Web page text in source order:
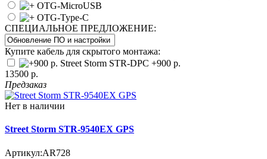
OTG-MicroUSB
OTG-Type-C
СПЕЦИАЛЬНОЕ ПРЕДЛОЖЕНИЕ:
Купите кабель для скрытого монтажа:
Street Storm STR-DPC +900 р.
13500 р.
Предзаказ
Нет в наличии
Street Storm STR-9540EX GPS
Артикул:AR728